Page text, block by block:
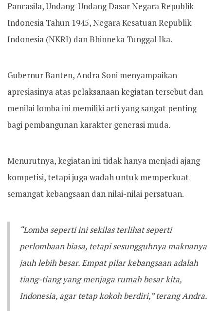
Pancasila, Undang-Undang Dasar Negara Republik
Indonesia Tahun 1945, Negara Kesatuan Republik
Indonesia (NKRI) dan Bhinneka Tunggal Ika.
Gubernur Banten, Andra Soni menyampaikan
apresiasinya atas pelaksanaan kegiatan tersebut dan
menilai lomba ini memiliki arti yang sangat penting
bagi pembangunan karakter generasi muda.
Menurutnya, kegiatan ini tidak hanya menjadi ajang
kompetisi, tetapi juga wadah untuk memperkuat
semangat kebangsaan dan nilai-nilai persatuan.
“Lomba seperti ini sekilas terlihat seperti
perlombaan biasa, tetapi sesungguhnya maknanya
jauh lebih besar. Empat pilar kebangsaan adalah
tiang-tiang yang menjaga rumah besar kita,
Indonesia, agar tetap kokoh berdiri,” terang Andra.